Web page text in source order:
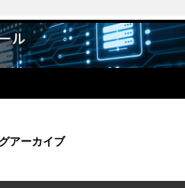
アーカイブ